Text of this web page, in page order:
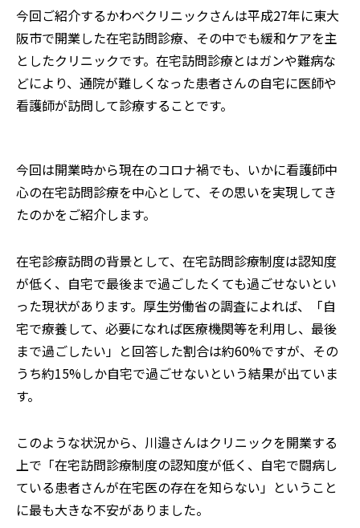
今回ご紹介するかわべクリニックさんは平成27年に東大
阪市で開業した在宅訪問診療、その中でも緩和ケアを主
としたクリニックです。在宅訪問診療とはガンや難病な
どにより、通院が難しくなった患者さんの自宅に医師や
看護師が訪問して診療することです。
今回は開業時から現在のコロナ禍でも、いかに看護師中
心の在宅訪問診療を中心として、その思いを実現してき
たのかをご紹介します。
在宅診療訪問の背景として、在宅訪問診療制度は認知度
が低く、自宅で最後まで過ごしたくても過ごせないとい
った現状があります。厚生労働省の調査によれば、「自
宅で療養して、必要になれば医療機関等を利用し、最後
まで過ごしたい」と回答した割合は約60%ですが、その
うち約15%しか自宅で過ごせないという結果が出ていま
す。
このような状況から、川邉さんはクリニックを開業する
上で「在宅訪問診療制度の認知度が低く、自宅で闘病し
ている患者さんが在宅医の存在を知らない」ということ
に最も大きな不安がありました。